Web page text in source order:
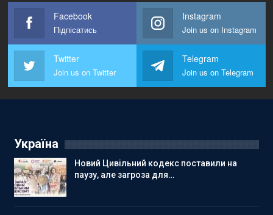
Facebook
Підпісатись
Instagram
Join us on Instagram
Twitter
Join us on Twitter
Telegram
Join us on Telegram
Україна
Новий Цивільний кодекс поставили на
паузу, але загроза для…